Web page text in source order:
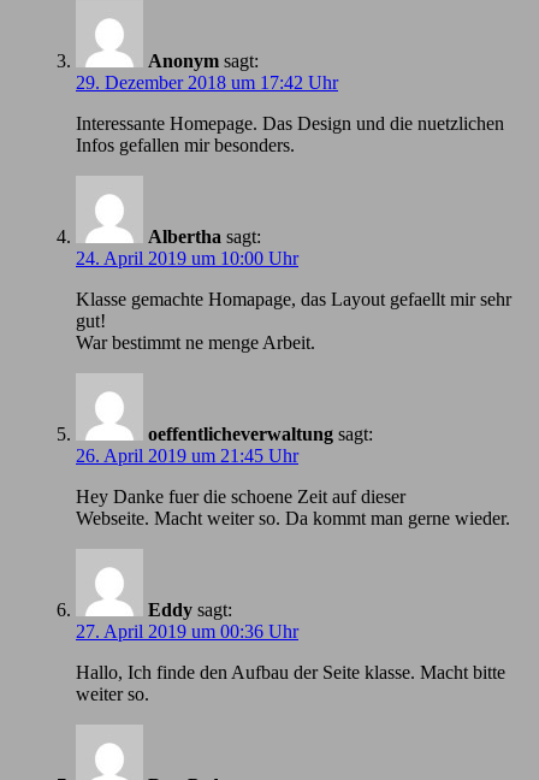
Anonym sagt:
29. Dezember 2018 um 17:42 Uhr
Іnteressante Homepage. Das Design und die nuetzlichen
Infos gefallen mir besonders.
Albertha sagt:
24. April 2019 um 10:00 Uhr
Klasse gemachte Homapage, das Layout gefaellt mir sehr
gut!
War bestimmt ne menge Arbeit.
oeffentlicheverwaltung sagt:
26. April 2019 um 21:45 Uhr
Hey Danke fuer die schoene Zeit auf dieser
Webseite. Macht weiter so. Da kommt man gerne wieder.
Eddy sagt:
27. April 2019 um 00:36 Uhr
Hallo, Ich finde den Aufbau der Seite klasse. Macht bitte
weiter so.